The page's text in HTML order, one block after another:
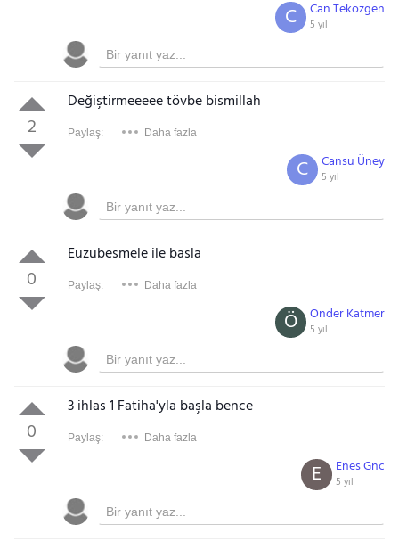
Can Tekozgen
5 yıl
C
2
Değiştirmeeeee tövbe bismillah
Paylaş: Daha fazla
Cansu Üney
5 yıl
C
0
Euzubesmele ile basla
Paylaş: Daha fazla
Önder Katmer
5 yıl
Ö
0
3 ihlas 1 Fatiha'yla başla bence
Paylaş: Daha fazla
Enes Gnc
5 yıl
E